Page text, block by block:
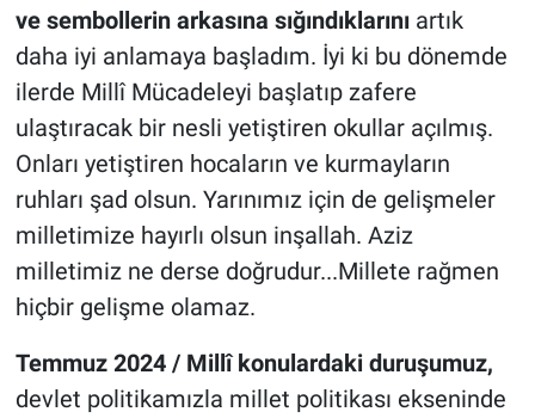
ve sembollerin arkasına sığındıklarınıartık
daha iyi anlamaya başladım. İyi ki bu dönemde
ilerde Millî Mücadeleyi başlatıp zafere
ulaştıracak bir nesli yetiştiren okullar açılmış.
Onları yetiştiren hocaların ve kurmayların
ruhları şad olsun. Yarınımız için de gelişmeler
milletimize hayırlı olsun inşallah. Aziz
milletimiz ne derse doğrudur...Millete rağmen
hiçbir gelişme olamaz.
Temmuz 2024 / Millî konulardaki duruşumuz,
devlet politikamızla millet politikası ekseninde